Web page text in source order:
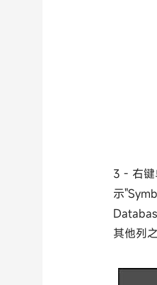
3 - 右键
示
其他列之